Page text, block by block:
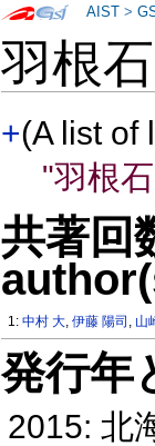
羽根
+(A list of
"羽根
共著回
1:中村 大,伊藤 陽司 , 山
発行年
2015: 北
AIST >